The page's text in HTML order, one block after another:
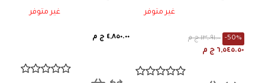
غير متوفر
١٣,٠٩١.٠٠ ج م -50%
٦,٥٤٥.٥٠ ج م
غير متوفر
٤,٨٥٠.٠٠ ج م